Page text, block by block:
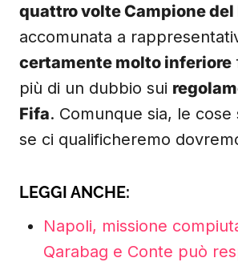
quattro volte Campione del
accomunata a
certamente molto inferiore
più di un dubbio sui
Fifa. Comunque sia, le
se ci qualificheremo
LEGGI ANCHE:
Napoli, missione
Qarabag e Conte può